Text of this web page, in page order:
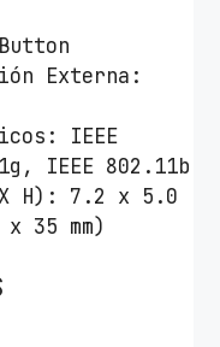
Externa:
IEEE
IEEE 802.11b
X H): 7.2 x 5.0
35 mm)